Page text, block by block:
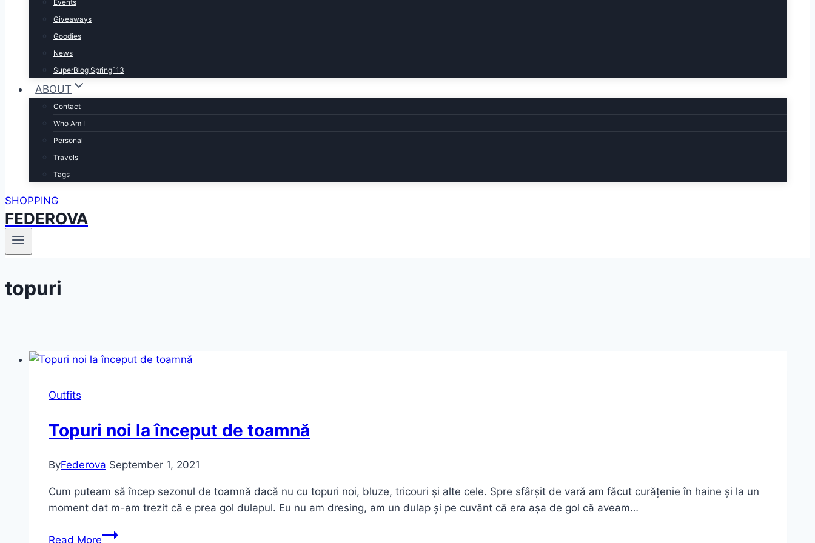
Events
Giveaways
Goodies
News
SuperBlog Spring`13
ABOUT
Contact
Who Am I
Personal
Travels
Tags
SHOPPING
FEDEROVA
topuri
Outfits
Topuri noi la început de toamnă
ByFederova September 1, 2021
Cum puteam să încep sezonul de toamnă dacă nu cu topuri noi, bluze, tricouri și alte cele. Spre sfârșit de vară am făcut curățenie în haine și la un
moment dat m-am trezit că e prea gol dulapul. Eu nu am dresing, am un dulap și pe cuvânt că era așa de gol că aveam…
Read MoreTopuri